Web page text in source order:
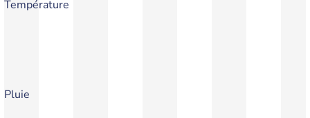
Température
Pluie